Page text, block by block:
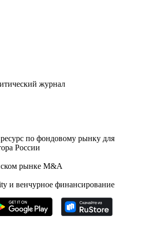
журнал
по фондовому рынку для
России
рынке M&A
и венчурное финансирование